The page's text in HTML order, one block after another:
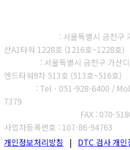
: 서울특별시 금천구
산A1타워 1228호 (1216호~1228호)
: 서울특별시 금천구 가산
엔드타워9차 513호 (513호~516호)
: Telㆍ051-928-6400 /
7379
FAX : 070-
사업자등록번호 : 107-86-94763
개인정보처리방침 | DTC 검사 개